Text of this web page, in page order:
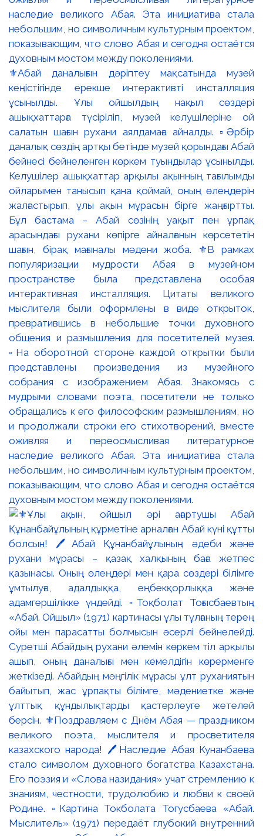
⚜️Абай даналығын дәріптеу мақсатында музей
кеңістігінде ерекше интерактивті инсталляция
ұсынылды. Ұлы ойшылдың нақыл сөздері
ашықхаттарға түсіріліп, музей келушілеріне ой
салатын шағын рухани аялдамаға айналды. ▫️Әрбір
даналық сөздің артқы бетінде музей қорындағы Абай
бейнесі бейнеленген көркем туындылар ұсынылды.
Келушілер ашықхаттар арқылы ақынның тағылымды
ойларымен танысып қана қоймай, оның өлеңдерін
жалғастырып, ұлы ақын мұрасын бірге жаңғыртты.
Бұл бастама – Абай сөзінің уақыт пен ұрпақ
арасындағы рухани көпірге айналғанын көрсететін
шағын, бірақ мағыналы мәдени жоба. ⚜️В рамках
популяризации мудрости Абая в музейном
пространстве была представлена особая
интерактивная инсталляция. Цитаты великого
мыслителя были оформлены в виде открыток,
превратившись в небольшие точки духовного
общения и размышления для посетителей музея.
▫️На оборотной стороне каждой открытки были
представлены произведения из музейного
собрания с изображением Абая. Знакомясь с
мудрыми словами поэта, посетители не только
обращались к его философским размышлениям, но
и продолжали строки его стихотворений, вместе
оживляя и переосмысливая литературное
наследие великого Абая. Эта инициатива стала
небольшим, но символичным культурным проектом,
показывающим, что слово Абая и сегодня остаётся
духовным мостом между поколениями.